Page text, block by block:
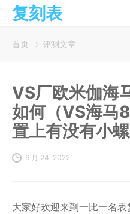
复刻表
首页 评测文章
VS厂欧米伽海
如何（VS海马
置上有没有小螺
6 月 24, 2022
大家好欢迎来到一比一名